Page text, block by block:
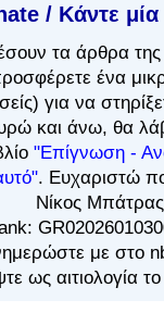
/ Κάντε
τα άρθρα
ένα
για να
και άνω, θα
"Επίγνωση -
. Ευχαριστώ
Νίκος Μπάτρας
με στο
ως αιτιολογία